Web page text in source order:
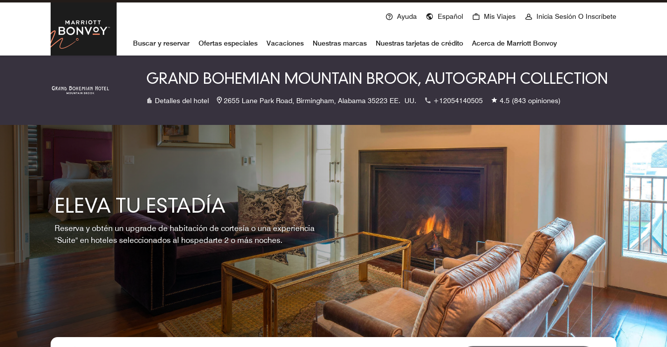
Skip to Content
Marriott Bonvoy
Ayuda Español Mis Viajes Inicia Sesión O Inscríbete
Buscar y reservar Ofertas especiales Vacaciones Nuestras marcas Nuestras tarjetas de crédito Acerca de Marriott Bonvoy
GRAND BOHEMIAN MOUNTAIN BROOK, AUTOGRAPH COLLECTION
Detalles del hotel 2655 Lane Park Road, Birmingham, Alabama 35223 EE. UU. +12054140505 4.5 (843 opiniones)
ELEVA TU ESTADÍA
Reserva y obtén un upgrade de habitación de cortesía o una experiencia
"Suite" en hoteles seleccionados al hospedarte 2 o más noches.